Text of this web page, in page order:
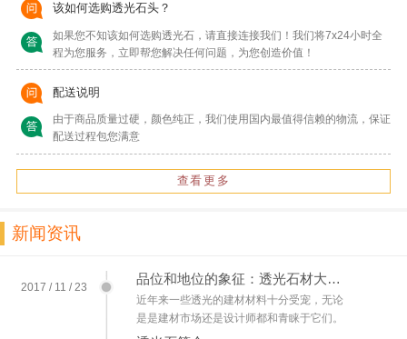
该如何选购透光石头？
如果您不知该如何选购透光石，请直接连接我们！我们将7x24小时全
程为您服务，立即帮您解决任何问题，为您创造价值！
配送说明
由于商品质量过硬，颜色纯正，我们使用国内最值得信赖的物流，保证
配送过程包您满意
查看更多
新闻资讯
2017 / 11 / 23
品位和地位的象征：透光石材大理石雕刻受市场青睐
近年来一些透光的建材材料十分受宠，无论
是是建材市场还是设计师都和青睐于它们。
仿云石、透光云有着独特的优点，不仅有大